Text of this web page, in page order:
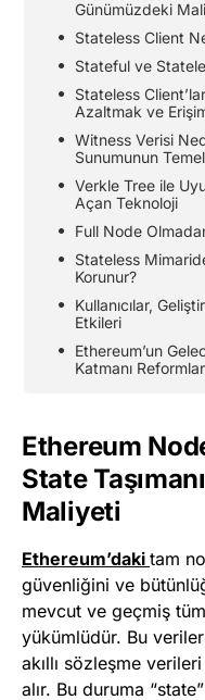
Günümüzdeki
Stateless Client
Stateful ve
Stateless
Azaltmak ve
Witness Verisi
Sunumunun
Verkle Tree ile
Açan Teknoloji
Full Node
Stateless
Korunur?
Kullanıcılar,
Etkileri
Ethereum’un
Katmanı
Ethereum
State
Maliyeti
Ethereum’daki tam
güvenliğini ve
mevcut ve geçmiş
yükümlüdür. Bu
akıllı sözleşme
alır. Bu duruma